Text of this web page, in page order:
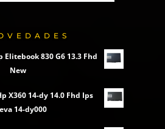
830 G6 13.3 Fhd
New
X360 14-dy 14.0 Fhd Ips
14-dy000